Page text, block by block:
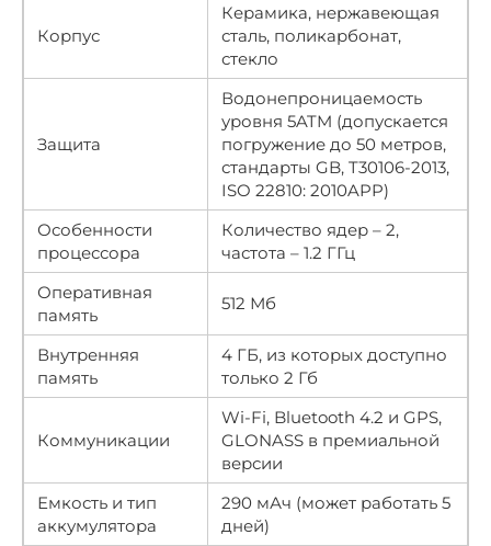
Корпус
Керамика, нержавеющая
сталь, поликарбонат,
стекло
Защита
Водонепроницаемость
уровня 5ATM (допускается
погружение до 50 метров,
стандарты GB, T30106-2013,
ISO 22810: 2010APP)
Особенности
процессора
Количество ядер – 2,
частота – 1.2 ГГц
Оперативная
память
512 Мб
Внутренняя
память
4 ГБ, из которых доступно
только 2 Гб
Коммуникации
Wi-Fi, Bluetooth 4.2 и GPS,
GLONASS в премиальной
версии
Емкость и тип
аккумулятора
290 мАч (может работать 5
дней)